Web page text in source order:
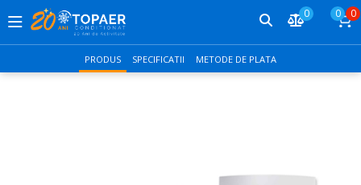
0 0 0
PRODUS SPECIFICATII METODE DE PLATA